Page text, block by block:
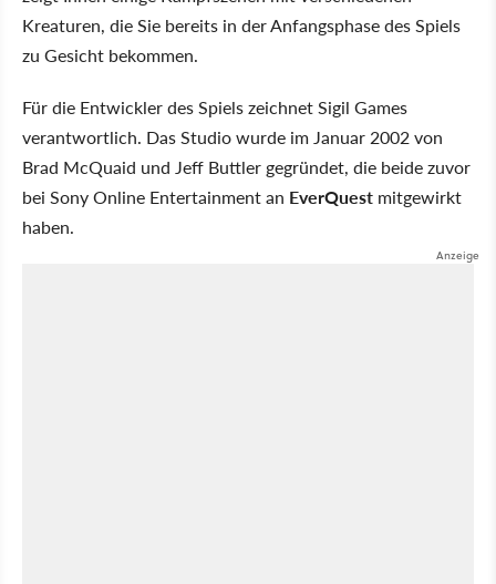
Kreaturen, die Sie bereits in der Anfangsphase des Spiels
zu Gesicht bekommen.
Für die Entwickler des Spiels zeichnet Sigil Games
verantwortlich. Das Studio wurde im Januar 2002 von
Brad McQuaid und Jeff Buttler gegründet, die beide zuvor
bei Sony Online Entertainment an EverQuest mitgewirkt
haben.